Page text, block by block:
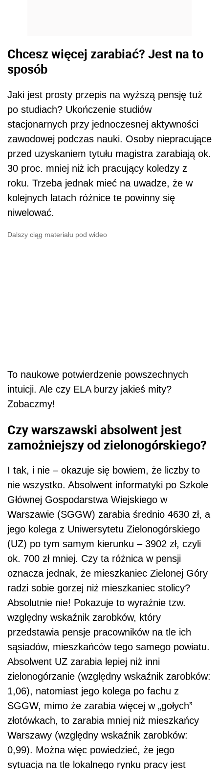
Chcesz więcej zarabiać? Jest na to
sposób
Jaki jest prosty przepis na wyższą pensję tuż
po studiach? Ukończenie studiów
stacjonarnych przy jednoczesnej aktywności
zawodowej podczas nauki. Osoby niepracujące
przed uzyskaniem tytułu magistra zarabiają ok.
30 proc. mniej niż ich pracujący koledzy z
roku. Trzeba jednak mieć na uwadze, że w
kolejnych latach różnice te powinny się
niwelować.
Dalszy ciąg materiału pod wideo
To naukowe potwierdzenie powszechnych
intuicji. Ale czy ELA burzy jakieś mity?
Zobaczmy!
Czy warszawski absolwent jest
zamożniejszy od zielonogórskiego?
I tak, i nie – okazuje się bowiem, że liczby to
nie wszystko. Absolwent informatyki po Szkole
Głównej Gospodarstwa Wiejskiego w
Warszawie (SGGW) zarabia średnio 4630 zł, a
jego kolega z Uniwersytetu Zielonogórskiego
(UZ) po tym samym kierunku – 3902 zł, czyli
ok. 700 zł mniej. Czy ta różnica w pensji
oznacza jednak, że mieszkaniec Zielonej Góry
radzi sobie gorzej niż mieszkaniec stolicy?
Absolutnie nie! Pokazuje to wyraźnie tzw.
względny wskaźnik zarobków, który
przedstawia pensje pracowników na tle ich
sąsiadów, mieszkańców tego samego powiatu.
Absolwent UZ zarabia lepiej niż inni
zielonogórzanie (względny wskaźnik zarobków:
1,06), natomiast jego kolega po fachu z
SGGW, mimo że zarabia więcej w „gołych”
złotówkach, to zarabia mniej niż mieszkańcy
Warszawy (względny wskaźnik zarobków:
0,99). Można więc powiedzieć, że jego
sytuacja na tle lokalnego rynku pracy jest